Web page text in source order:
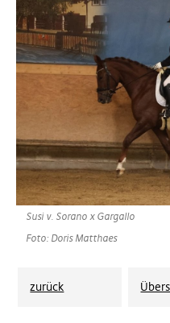
Susi v. Sorano x Gargallo
Foto: Doris Matthaes
zurück